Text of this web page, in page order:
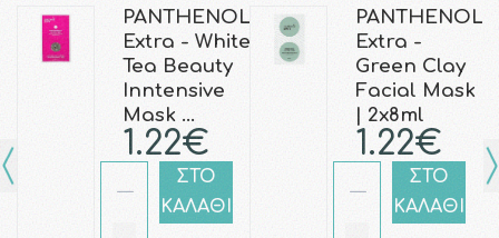
PANTHENOL
Extra - White
Tea Beauty
Inntensive
Mask …
1.22€
ΣΤΟ
ΚΑΛΑΘΙ
PANTHENOL
Extra -
Green Clay
Facial Mask
| 2x8ml
1.22€
ΣΤΟ
ΚΑΛΑΘΙ